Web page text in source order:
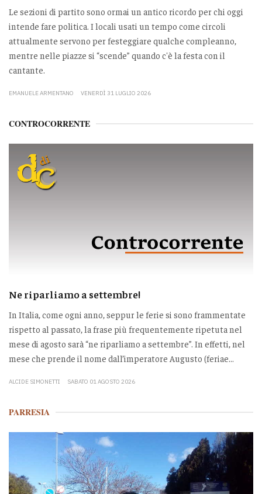
Le sezioni di partito sono ormai un antico ricordo per chi oggi
intende fare politica. I locali usati un tempo come circoli
attualmente servono per festeggiare qualche compleanno,
mentre nelle piazze si “scende” quando c'è la festa con il
cantante.
EMANUELE ARMENTANO VENERDÌ 31 LUGLIO 2026
CONTROCORRENTE
Ne riparliamo a settembre!
In Italia, come ogni anno, seppur le ferie si sono frammentate
rispetto al passato, la frase più frequentemente ripetuta nel
mese di agosto sarà “ne riparliamo a settembre”. In effetti, nel
mese che prende il nome dall’imperatore Augusto (feriae...
ALCIDE SIMONETTI SABATO 01 AGOSTO 2026
PARRESIA